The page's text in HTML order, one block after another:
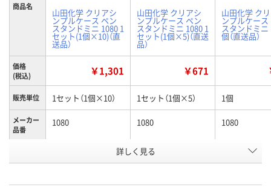
商品名
山田化学 クリアシ
ンプルケース ペン
スタンドミニ 1080 1
セット(1個×10)（直
送品）
山田化学 クリアシ
ンプルケース ペン
スタンドミニ 1080 1
セット(1個×5)（直送
品）
山田化学 ク
ンプルケース
スタンドミニ
個（直送品）
価格
(税込)
￥1,301 ￥671
販売単位 1セット（1個×10） 1セット（1個×5） 1個
メーカー
品番
1080 1080 1080
AHR4019 AHR3281
詳しく見る